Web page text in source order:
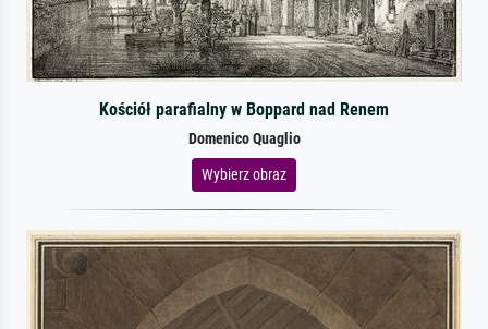
Kościół parafialny w Boppard nad Renem
Domenico Quaglio
Wybierz obraz